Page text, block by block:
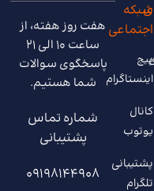
شبکه
اجتماعی
پیج
اینستاگرام
کانال
یوتوب
پشتیبانی
تلگرام
هفت روز هفته، از
ساعت 10 الی 21
پاسخگوی سوالات
شما هستیم.
شماره تماس
پشتیبانی
09198144908